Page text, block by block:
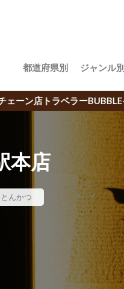
都道府県別 ジャンル
Bによる日本中のご当
本店
とんかつ